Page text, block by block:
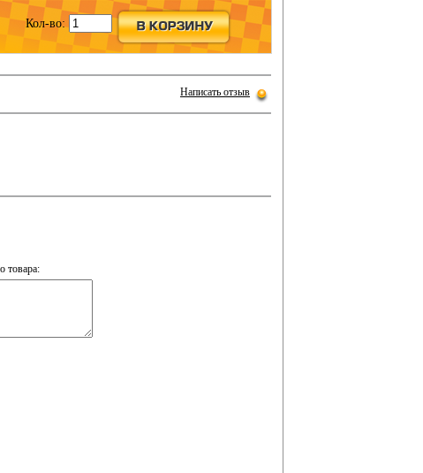
Кол-во:
Написать отзыв
товара: